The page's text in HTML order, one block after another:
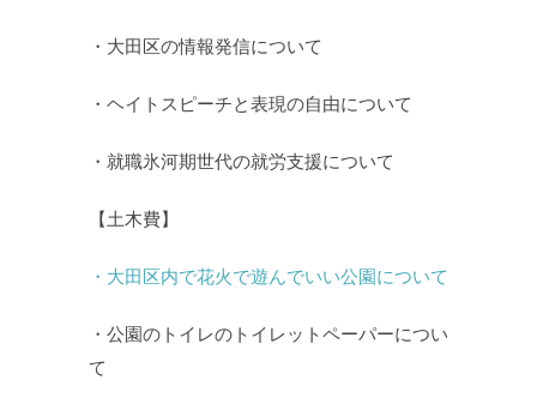
・大田区の情報発信について
・ヘイトスピーチと表現の自由について
・就職氷河期世代の就労支援について
【土木費】
・大田区内で花火で遊んでいい公園について
・公園のトイレのトイレットペーパーについ
て